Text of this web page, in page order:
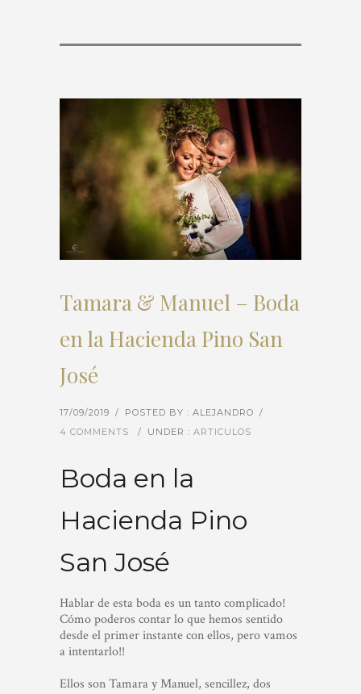
Tamara & Manuel – Boda
en la Hacienda Pino San
José
17/09/2019 / POSTED BY : ALEJANDRO /
4 COMMENTS
/ UNDER : ARTICULOS
Boda en la
Hacienda Pino
San José
Hablar de esta boda es un tanto complicado!
Cómo poderos contar lo que hemos sentido
desde el primer instante con ellos, pero vamos
a intentarlo!!
Ellos son Tamara y Manuel, sencillez, dos